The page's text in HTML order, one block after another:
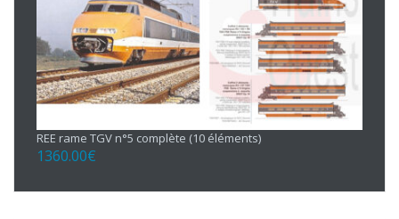
REE rame TGV n°5 complète (10 éléments)
1360.00€